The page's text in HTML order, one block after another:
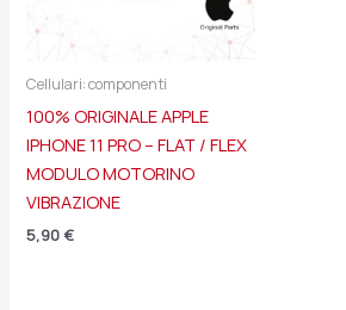
Cellulari: componenti
100% ORIGINALE APPLE
IPHONE 11 PRO – FLAT / FLEX
MODULO MOTORINO
VIBRAZIONE
5,90 €